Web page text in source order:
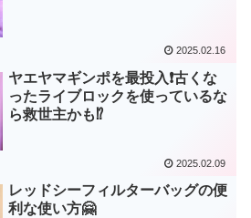
2025.02.16
ヤエヤマギンポを最投入❗古くな
ったライブロックを使っているな
ら救世主かも⁉
2025.02.09
レッドシーフィルターバッグの便
利な使い方🤗